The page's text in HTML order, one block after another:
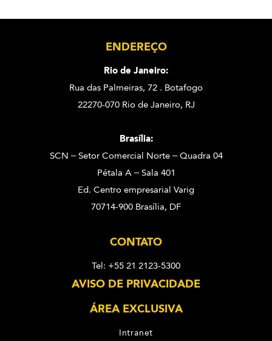
ENDEREÇO
Rio de Janeiro:
Rua das Palmeiras, 72 . Botafogo
22270-070 Rio de Janeiro, RJ
Brasília:
SCN – Setor Comercial Norte – Quadra 04
Pétala A – Sala 401
Ed. Centro empresarial Varig
70714-900 Brasília, DF
CONTATO
Tel: +55 21 2123-5300
AVISO DE PRIVACIDADE
ÁREA EXCLUSIVA
Intranet